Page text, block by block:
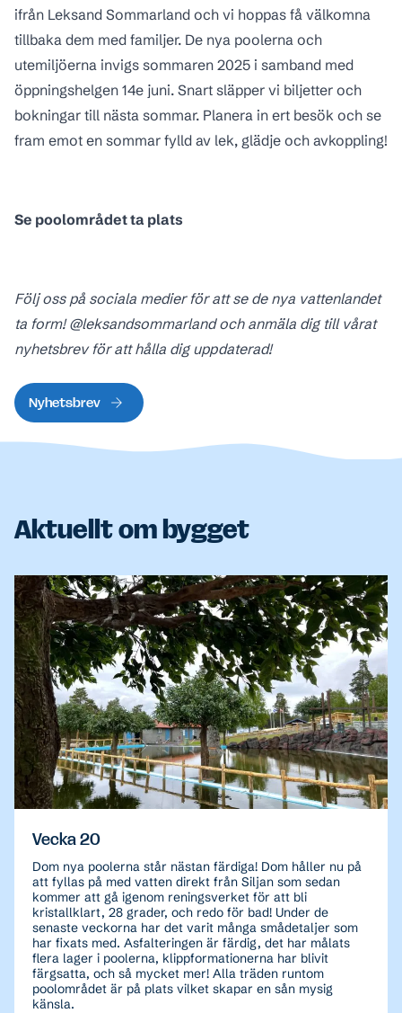
ifrån Leksand Sommarland och vi hoppas få välkomna
tillbaka dem med familjer. De nya poolerna och
utemiljöerna invigs sommaren 2025 i samband med
öppningshelgen 14e juni. Snart släpper vi biljetter och
bokningar till nästa sommar. Planera in ert besök och se
fram emot en sommar fylld av lek, glädje och avkoppling!
Se poolområdet ta plats
Följ oss på sociala medier för att se de nya vattenlandet
ta form! @leksandsommarland och anmäla dig till vårat
nyhetsbrev för att hålla dig uppdaterad!
Nyhetsbrev
Aktuellt om bygget
Vecka 20
Dom nya poolerna står nästan färdiga! Dom håller nu på
att fyllas på med vatten direkt från Siljan som sedan
kommer att gå igenom reningsverket för att bli
kristallklart, 28 grader, och redo för bad! Under de
senaste veckorna har det varit många smådetaljer som
har fixats med. Asfalteringen är färdig, det har målats
flera lager i poolerna, klippformationerna har blivit
färgsatta, och så mycket mer! Alla träden runtom
poolområdet är på plats vilket skapar en sån mysig
känsla.